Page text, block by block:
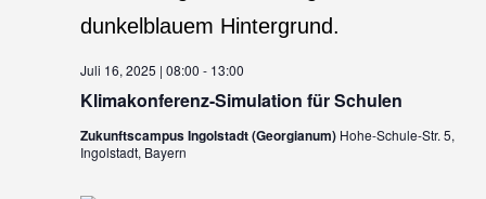
Klimakonferenz-Simulation für Schulen
Juli 16, 2025 | 08:00 - 13:00
Zukunftscampus Ingolstadt (Georgianum) Hohe-Schule-Str. 5,
Ingolstadt, Bayern